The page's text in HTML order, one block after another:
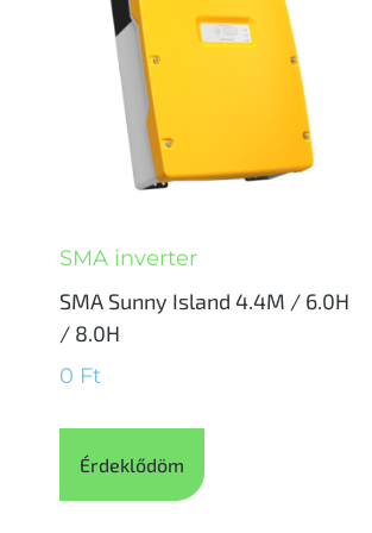
SMA inverter
SMA Sunny Island 4.4M / 6.0H
/ 8.0H
0 Ft
Érdeklődöm